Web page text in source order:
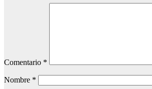
Comentario *
Nombre *